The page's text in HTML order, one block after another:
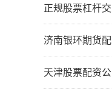
正规股票杠杆交
济南银环期货
天津股票配资